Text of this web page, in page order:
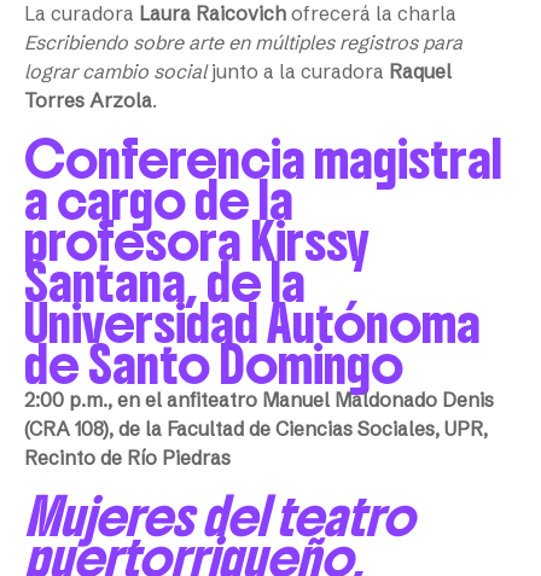
La curadora Laura Raicovich ofrecerá la charla
Escribiendo sobre arte en múltiples registros para
lograr cambio socialjunto a la curadora Raquel
Torres Arzola.
Conferencia magistral
a cargo de la
profesora Kirssy
Santana, de la
Universidad Autónoma
de Santo Domingo
2:00 p.m., en el anfiteatro Manuel Maldonado Denis
(CRA 108), de la Facultad de Ciencias Sociales, UPR,
Recinto de Río Piedras
Mujeres del teatro
puertorriqueño,